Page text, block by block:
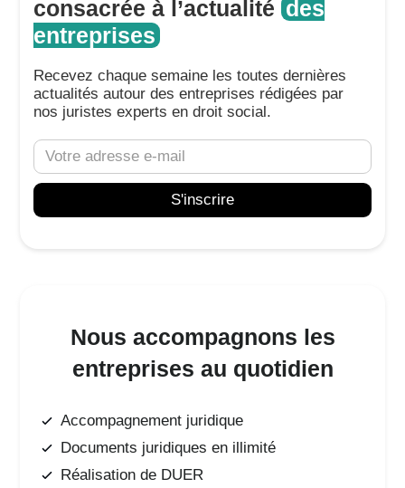
consacrée à l’actualité des
entreprises
Recevez chaque semaine les toutes dernières
actualités autour des entreprises rédigées par
nos juristes experts en droit social.
Nous accompagnons les
entreprises au quotidien
Accompagnement juridique
Documents juridiques en illimité
Réalisation de DUER